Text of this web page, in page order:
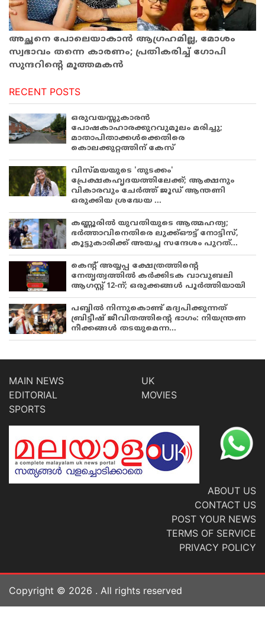
അച്ഛനെ പോലെയാകാന്‍ ആഗ്രഹമില്ല, മോശം
സ്വഭാവം തന്നെ കാരണം; പ്രതികരിച്ച് ഗോപി
സുന്ദറിന്റെ മൂത്തമകന്‍
RECENT POSTS
ഒരുവയസ്സുകാരൻ
പോഷകാഹാരക്കുറവുമൂലം മരിച്ചു;
മാതാപിതാക്കൾക്കെതിരെ
കൊലക്കുറ്റത്തിന് കേസ്
വിസ്മയയുടെ 'തുടക്കം'
പ്രേക്ഷകഹൃദയത്തിലേക്ക്; ആക്ഷനും
വികാരവും ചേർത്ത് ജൂഡ് ആന്തണി
ഒരുക്കിയ ശ്രദ്ധേയ ...
കണ്ണൂരിൽ യുവതിയുടെ ആത്മഹത്യ;
ഭർത്താവിനെതിരെ ലുക്ക്ഔട്ട് നോട്ടിസ്,
കൂട്ടുകാരിക്ക് അയച്ച സന്ദേശം പുറത്...
കെന്റ് അയ്യപ്പ ക്ഷേത്രത്തിന്റെ
നേതൃത്വത്തിൽ കർക്കിടക വാവുബലി
ആഗസ്റ്റ് 12-ന്; ഒരുക്കങ്ങൾ പൂർത്തിയായി
പബ്ബില്‍ നിന്നുകൊണ്ട് മദ്യപിക്കുന്നത്
ബ്രിട്ടീഷ് ജീവിതത്തിന്റെ ഭാഗം: നിയന്ത്രണ
നീക്കങ്ങള്‍ തടയുമെന്ന...
MAIN NEWS
EDITORIAL
SPORTS
UK
MOVIES
ABOUT US
CONTACT US
POST YOUR NEWS
TERMS OF SERVICE
PRIVACY POLICY
Copyright © 2026 . All rights reserved